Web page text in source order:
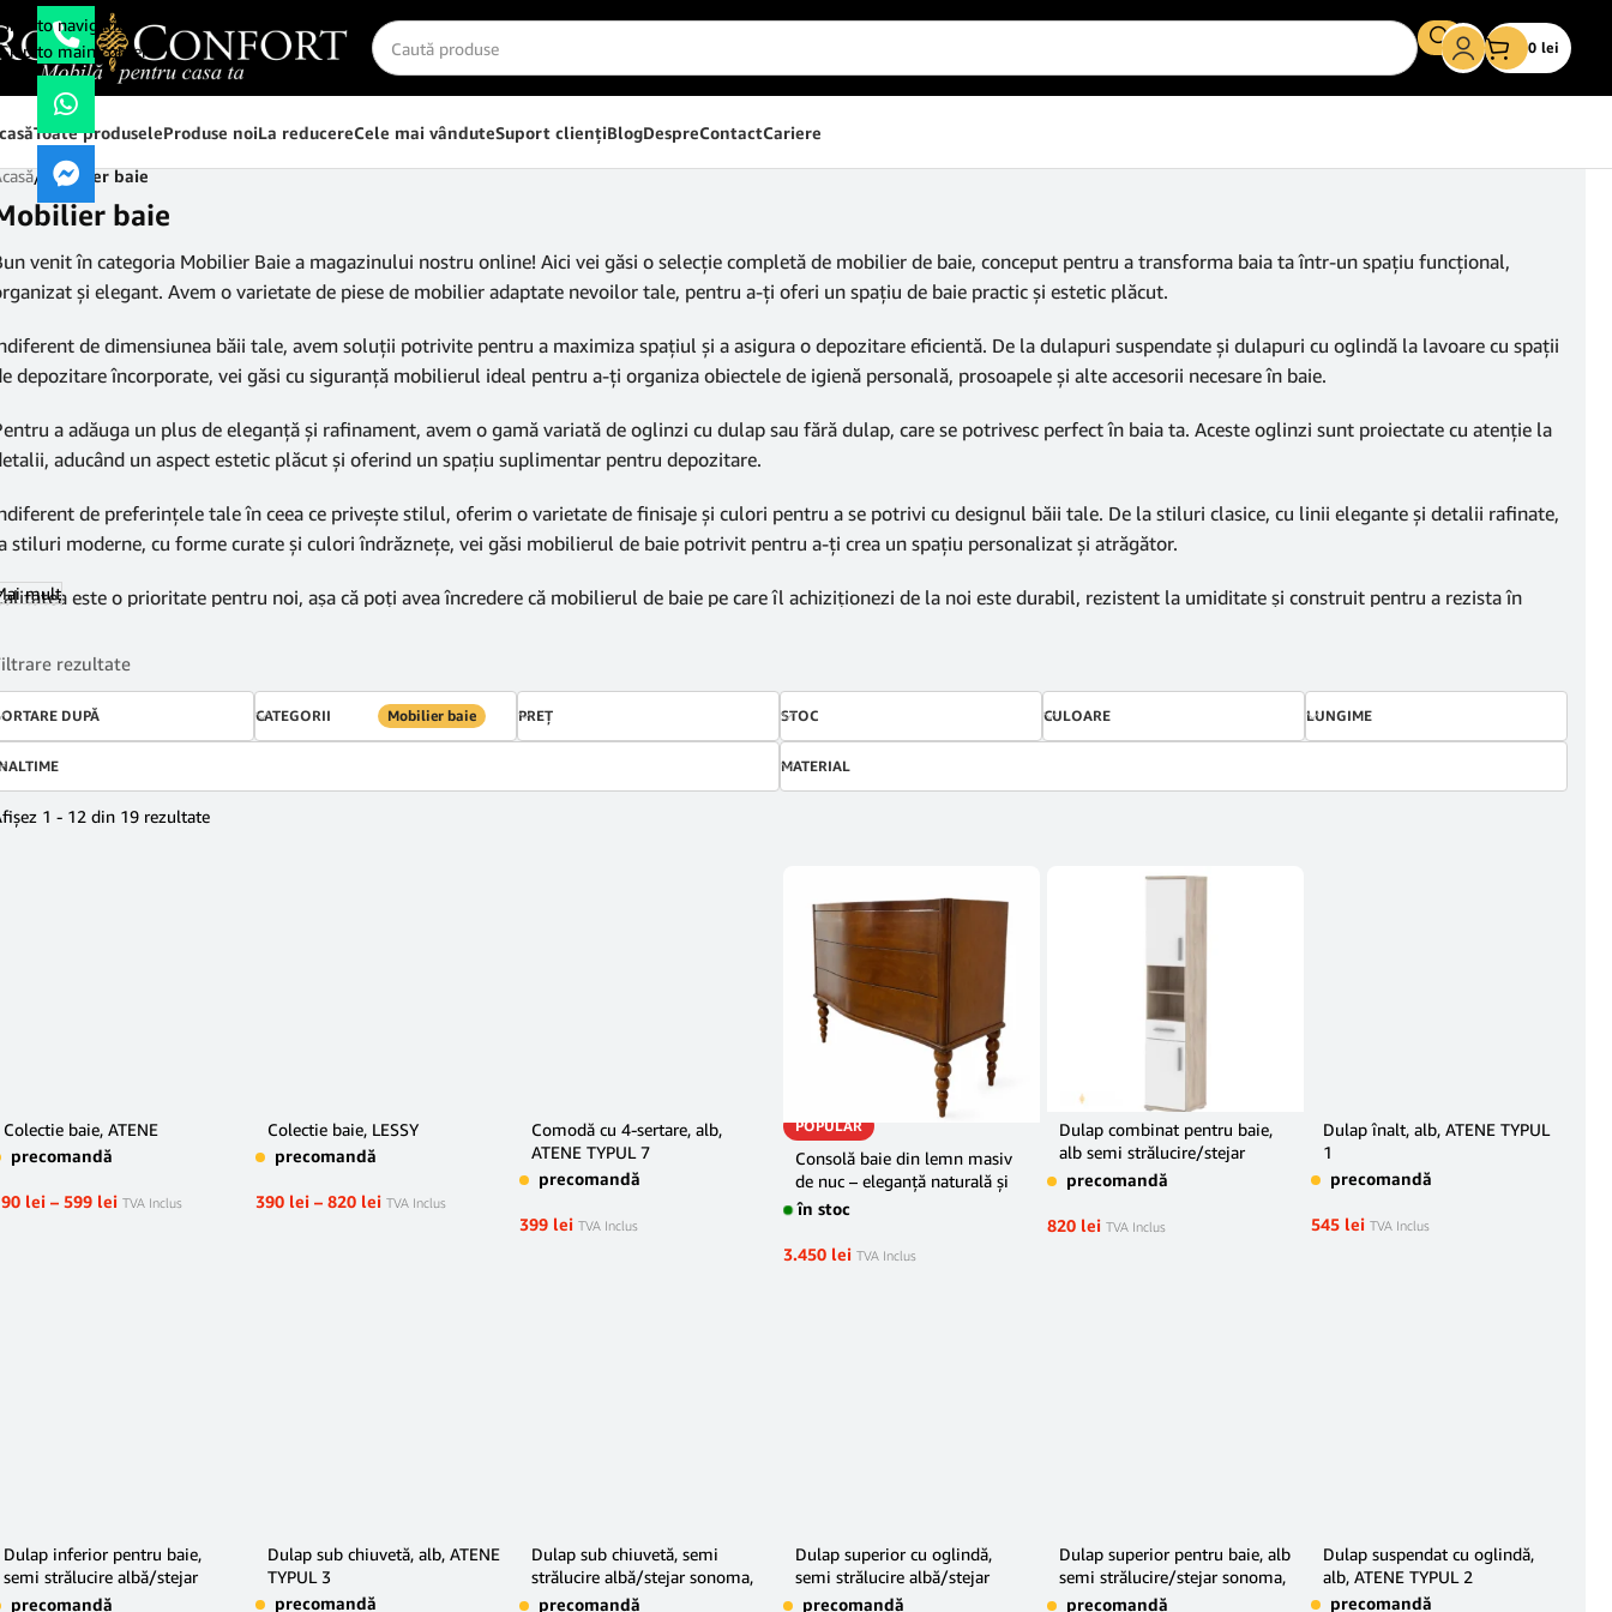
Skip to navigation
Skip to main content
0 lei
Toate produseleProduse noiLa reducereCele mai vânduteSuport clienţiBlogDespreContactCariere
/ Mobilier baie
baie
venit în categoria Mobilier Baie a magazinului nostru online! Aici vei găsi o selecție completă de mobilier de baie, conceput pentru a transforma baia ta într-un spațiu funcțional,
și elegant. Avem o varietate de piese de mobilier adaptate nevoilor tale, pentru a-ți oferi un spațiu de baie practic și estetic plăcut.
de dimensiunea băii tale, avem soluții potrivite pentru a maximiza spațiul și a asigura o depozitare eficientă. De la dulapuri suspendate și dulapuri cu oglindă la lavoare cu spații
depozitare încorporate, vei găsi cu siguranță mobilierul ideal pentru a-ți organiza obiectele de igienă personală, prosoapele și alte accesorii necesare în baie.
a adăuga un plus de eleganță și rafinament, avem o gamă variată de oglinzi cu dulap sau fără dulap, care se potrivesc perfect în baia ta. Aceste oglinzi sunt proiectate cu atenție la
aducând un aspect estetic plăcut și oferind un spațiu suplimentar pentru depozitare.
de preferințele tale în ceea ce privește stilul, oferim o varietate de finisaje și culori pentru a se potrivi cu designul băii tale. De la stiluri clasice, cu linii elegante și detalii rafinate,
stiluri moderne, cu forme curate și culori îndrăznețe, vei găsi mobilierul de baie potrivit pentru a-ți crea un spațiu personalizat și atrăgător.
este o prioritate pentru noi, așa că poți avea încredere că mobilierul de baie pe care îl achiziționezi de la noi este durabil, rezistent la umiditate și construit pentru a rezista în
potrivit și transformă-ți baia într-un loc de relaxare și îngrijire personală desăvârșit.
mult
rezultate
DUPĂ CATEGORII Mobilier baie PREŢ STOC CULOARE LUNGIME
MATERIAL
1 - 12 din 19 rezultate
Colectie baie, ATENE
precomandă
lei – 599 lei TVA Inclus
Colectie baie, LESSY
precomandă
390 lei – 820 lei TVA Inclus
Comodă cu 4-sertare, alb,
ATENE TYPUL 7
precomandă
399 lei TVA Inclus
POPULAR
Consolă baie din lemn masiv
de nuc – eleganță naturală și
funcționalitate
în stoc
3.450 lei TVA Inclus
Dulap combinat pentru baie,
alb semi strălucire/stejar
sonoma, LESSY LI 05
precomandă
820 lei TVA Inclus
Dulap înalt, alb, ATENE TYPUL
1
precomandă
545 lei TVA Inclus
Dulap inferior pentru baie,
semi strălucire albă/stejar
sonoma, LESSY LI 03
precomandă
Dulap sub chiuvetă, alb, ATENE
TYPUL 3
precomandă
Dulap sub chiuvetă, semi
strălucire albă/stejar sonoma,
LESSY LI 02
precomandă
Dulap superior cu oglindă,
semi strălucire albă/stejar
sonoma, LESSY LI 01
precomandă
Dulap superior pentru baie, alb
semi strălucire/stejar sonoma,
LESSY LI 04
precomandă
Dulap suspendat cu oglindă,
alb, ATENE TYPUL 2
precomandă